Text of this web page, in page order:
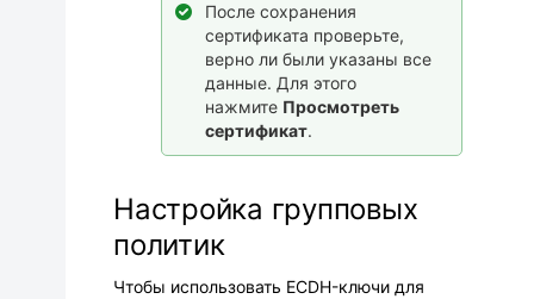
После сохранения
сертификата проверьте,
верно ли были указаны все
данные. Для этого
нажмите Просмотреть
сертификат.
Настройка групповых
политик
Чтобы использовать ECDH-ключи для